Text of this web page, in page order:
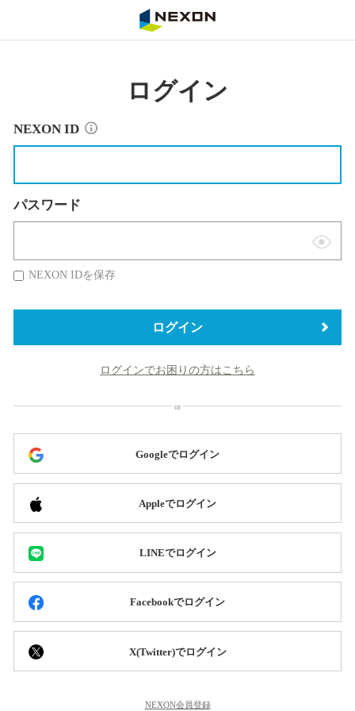
ログイン
NEXON ID
パスワード
表
替
NEXON IDを保存
ログイン
ログインでお困りの方はこちら
Googleでログイン
Appleでログイン
LINEでログイン
Facebookでログイン
X(Twitter)でログイン
NEXON会員登録